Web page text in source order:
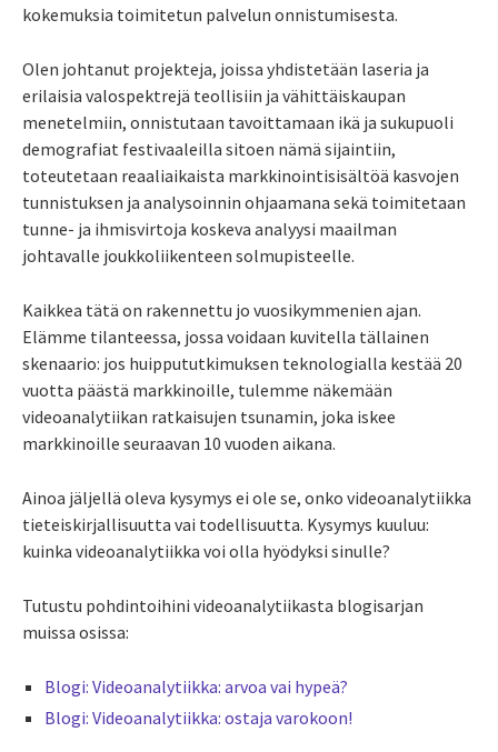
kokemuksia toimitetun palvelun onnistumisesta.
Olen johtanut projekteja, joissa yhdistetään laseria ja
erilaisia valospektrejä teollisiin ja vähittäiskaupan
menetelmiin, onnistutaan tavoittamaan ikä ja sukupuoli
demografiat festivaaleilla sitoen nämä sijaintiin,
toteutetaan reaaliaikaista markkinointisisältöä kasvojen
tunnistuksen ja analysoinnin ohjaamana sekä toimitetaan
tunne- ja ihmisvirtoja koskeva analyysi maailman
johtavalle joukkoliikenteen solmupisteelle.
Kaikkea tätä on rakennettu jo vuosikymmenien ajan.
Elämme tilanteessa, jossa voidaan kuvitella tällainen
skenaario: jos huippututkimuksen teknologialla kestää 20
vuotta päästä markkinoille, tulemme näkemään
videoanalytiikan ratkaisujen tsunamin, joka iskee
markkinoille seuraavan 10 vuoden aikana.
Ainoa jäljellä oleva kysymys ei ole se, onko videoanalytiikka
tieteiskirjallisuutta vai todellisuutta. Kysymys kuuluu:
kuinka videoanalytiikka voi olla hyödyksi sinulle?
Tutustu pohdintoihini videoanalytiikasta blogisarjan
muissa osissa:
Blogi: Videoanalytiikka: arvoa vai hypeä?
Blogi: Videoanalytiikka: ostaja varokoon!